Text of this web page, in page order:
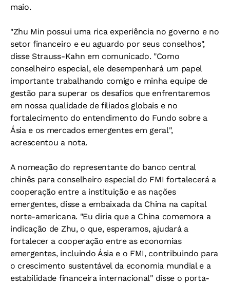
maio.
"Zhu Min possui uma rica experiência no governo e no
setor financeiro e eu aguardo por seus conselhos",
disse Strauss-Kahn em comunicado. "Como
conselheiro especial, ele desempenhará um papel
importante trabalhando comigo e minha equipe de
gestão para superar os desafios que enfrentaremos
em nossa qualidade de filiados globais e no
fortalecimento do entendimento do Fundo sobre a
Ásia e os mercados emergentes em geral",
acrescentou a nota.
A nomeação do representante do banco central
chinês para conselheiro especial do FMI fortalecerá a
cooperação entre a instituição e as nações
emergentes, disse a embaixada da China na capital
norte-americana. "Eu diria que a China comemora a
indicação de Zhu, o que, esperamos, ajudará a
fortalecer a cooperação entre as economias
emergentes, incluindo Ásia e o FMI, contribuindo para
o crescimento sustentável da economia mundial e a
estabilidade financeira internacional" disse o porta-